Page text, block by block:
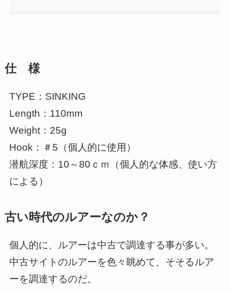
仕 様
TYPE：SINKING
Length：110mm
Weight：25g
Hook：＃5（個人的に使用）
潜航深度：10～80ｃｍ（個人的な体感、使い方
による）
古い時代のルアーなのか？
個人的に、ルアーは中古で調達する事が多い。
中古サイトのルアーを色々眺めて、そそるルア
ーを調達するのだ。